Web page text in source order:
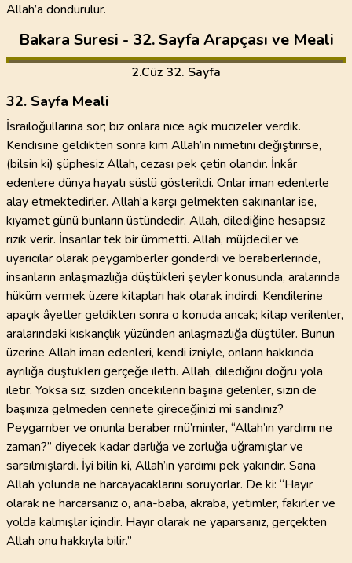
Allah’a döndürülür.
Bakara Suresi - 32. Sayfa Arapçası ve Meali
2.Cüz 32. Sayfa
32. Sayfa Meali
İsrailoğullarına sor; biz onlara nice açık mucizeler verdik.
Kendisine geldikten sonra kim Allah’ın nimetini değiştirirse,
(bilsin ki) şüphesiz Allah, cezası pek çetin olandır. İnkâr
edenlere dünya hayatı süslü gösterildi. Onlar iman edenlerle
alay etmektedirler. Allah’a karşı gelmekten sakınanlar ise,
kıyamet günü bunların üstündedir. Allah, dilediğine hesapsız
rızık verir. İnsanlar tek bir ümmetti. Allah, müjdeciler ve
uyarıcılar olarak peygamberler gönderdi ve beraberlerinde,
insanların anlaşmazlığa düştükleri şeyler konusunda, aralarında
hüküm vermek üzere kitapları hak olarak indirdi. Kendilerine
apaçık âyetler geldikten sonra o konuda ancak; kitap verilenler,
aralarındaki kıskançlık yüzünden anlaşmazlığa düştüler. Bunun
üzerine Allah iman edenleri, kendi izniyle, onların hakkında
ayrılığa düştükleri gerçeğe iletti. Allah, dilediğini doğru yola
iletir. Yoksa siz, sizden öncekilerin başına gelenler, sizin de
başınıza gelmeden cennete gireceğinizi mi sandınız?
Peygamber ve onunla beraber mü’minler, “Allah’ın yardımı ne
zaman?” diyecek kadar darlığa ve zorluğa uğramışlar ve
sarsılmışlardı. İyi bilin ki, Allah’ın yardımı pek yakındır. Sana
Allah yolunda ne harcayacaklarını soruyorlar. De ki: “Hayır
olarak ne harcarsanız o, ana-baba, akraba, yetimler, fakirler ve
yolda kalmışlar içindir. Hayır olarak ne yaparsanız, gerçekten
Allah onu hakkıyla bilir.”